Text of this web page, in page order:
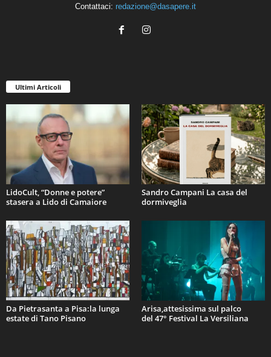
Contattaci: redazione@dasapere.it
Ultimi Articoli
LidoCult, “Donne e potere”
stasera a Lido di Camaiore
Sandro Campani La casa del
dormiveglia
Da Pietrasanta a Pisa:la lunga
estate di Tano Pisano
Arisa,attesissima sul palco
del 47° Festival La Versiliana